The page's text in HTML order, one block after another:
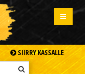
SIIRRY KASSALLE